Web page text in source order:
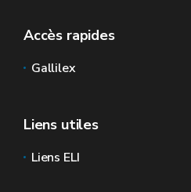
Accès rapides
Gallilex
Liens utiles
Liens ELI